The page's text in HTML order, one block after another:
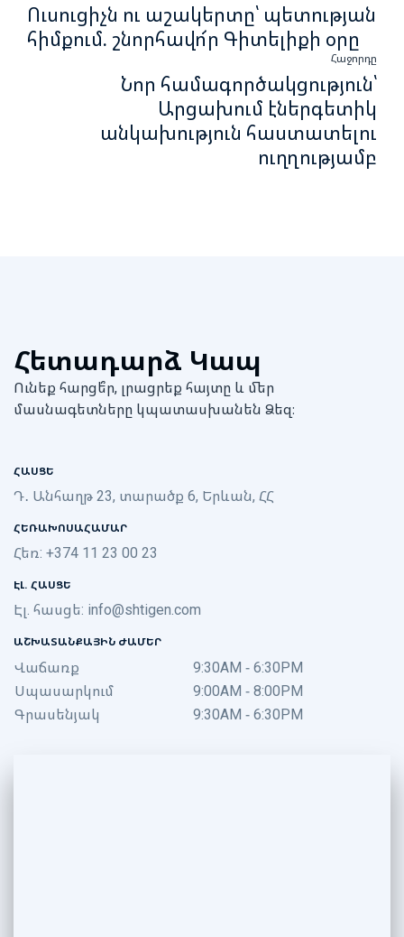
Ուսուցիչն ու աշակերտը՝ պետության
հիմքում. շնորհավո՜ր Գիտելիքի օրը
Հաջորդը
Նոր համագործակցություն՝
Արցախում էներգետիկ
անկախություն հաստատելու
ուղղությամբ
Հետադարձ Կապ
Ունեք հարցե՞ր, լրացրեք հայտը և մեր
մասնագետները կպատասխանեն Ձեզ։
ՀԱՍՑԵ
Դ․ Անհաղթ 23, տարածք 6, Երևան, ՀՀ
ՀԵՌԱԽՈՍԱՀԱՄԱՐ
Հեռ: +374 11 23 00 23
ԷԼ. ՀԱՍՑԵ
Էլ. հասցե: info@shtigen.com
ԱՇԽԱՏԱՆՔԱՅԻՆ ԺԱՄԵՐ
Վաճառք
9:30AM - 6:30PM
Սպասարկում
9:00AM - 8:00PM
Գրասենյակ
9:30AM - 6:30PM